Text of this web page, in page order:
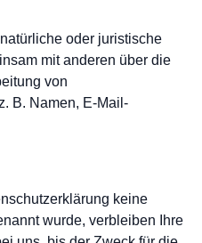
oder juristische
mit anderen über die
von
B. Namen, E-Mail-
keine
wurde, verbleiben Ihre